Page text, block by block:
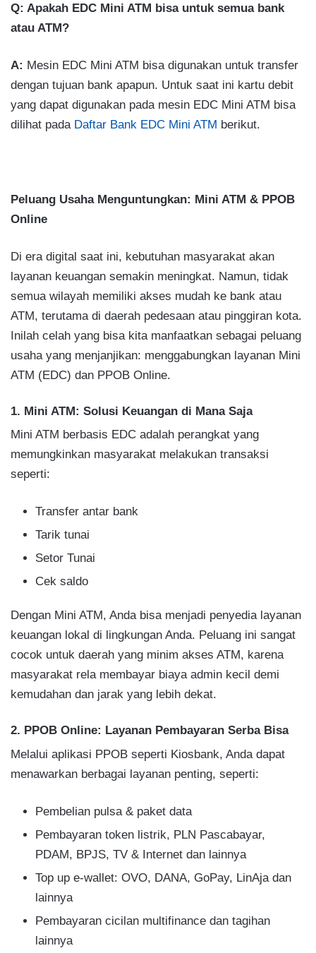
Q: Apakah EDC Mini ATM bisa untuk semua bank
atau ATM?
A: Mesin EDC Mini ATM bisa digunakan untuk transfer
dengan tujuan bank apapun. Untuk saat ini kartu debit
yang dapat digunakan pada mesin EDC Mini ATM bisa
dilihat pada Daftar Bank EDC Mini ATM berikut.
Peluang Usaha Menguntungkan: Mini ATM & PPOB
Online
Di era digital saat ini, kebutuhan masyarakat akan
layanan keuangan semakin meningkat. Namun, tidak
semua wilayah memiliki akses mudah ke bank atau
ATM, terutama di daerah pedesaan atau pinggiran kota.
Inilah celah yang bisa kita manfaatkan sebagai peluang
usaha yang menjanjikan: menggabungkan layanan Mini
ATM (EDC) dan PPOB Online.
1. Mini ATM: Solusi Keuangan di Mana Saja
Mini ATM berbasis EDC adalah perangkat yang
memungkinkan masyarakat melakukan transaksi
seperti:
Transfer antar bank
Tarik tunai
Setor Tunai
Cek saldo
Dengan Mini ATM, Anda bisa menjadi penyedia layanan
keuangan lokal di lingkungan Anda. Peluang ini sangat
cocok untuk daerah yang minim akses ATM, karena
masyarakat rela membayar biaya admin kecil demi
kemudahan dan jarak yang lebih dekat.
2. PPOB Online: Layanan Pembayaran Serba Bisa
Melalui aplikasi PPOB seperti Kiosbank, Anda dapat
menawarkan berbagai layanan penting, seperti:
Pembelian pulsa & paket data
Pembayaran token listrik, PLN Pascabayar,
PDAM, BPJS, TV & Internet dan lainnya
Top up e-wallet: OVO, DANA, GoPay, LinAja dan
lainnya
Pembayaran cicilan multifinance dan tagihan
lainnya